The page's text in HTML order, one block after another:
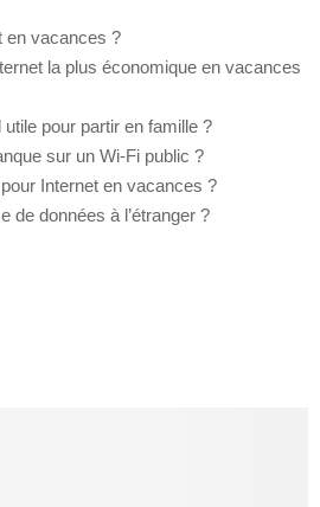
en vacances ?
la plus économique en vacances
pour partir en famille ?
sur un Wi‑Fi public ?
Internet en vacances ?
de données à l’étranger ?